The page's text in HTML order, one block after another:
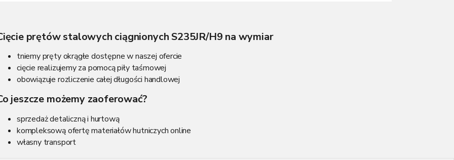
n
t
prętów stalowych ciągnionych S235JR/H9 na wymiar
tniemy pręty okrągłe dostępne w naszej ofercie
cięcie realizujemy za pomocą piły taśmowej
obowiązuje rozliczenie całej długości handlowej
jeszcze możemy zaoferować?
sprzedaż detaliczną i hurtową
kompleksową ofertę materiałów hutniczych online
własny transport